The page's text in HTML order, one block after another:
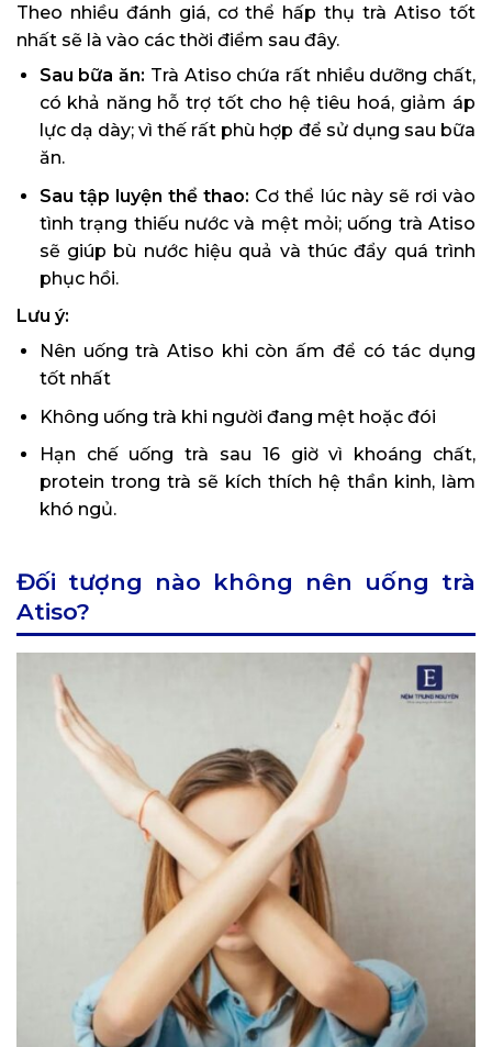
Theo nhiều đánh giá, cơ thể hấp thụ trà Atiso tốt
nhất sẽ là vào các thời điểm sau đây.
Sau bữa ăn: Trà Atiso chứa rất nhiều dưỡng chất,
có khả năng hỗ trợ tốt cho hệ tiêu hoá, giảm áp
lực dạ dày; vì thế rất phù hợp để sử dụng sau bữa
ăn.
Sau tập luyện thể thao: Cơ thể lúc này sẽ rơi vào
tình trạng thiếu nước và mệt mỏi; uống trà Atiso
sẽ giúp bù nước hiệu quả và thúc đẩy quá trình
phục hồi.
Lưu ý:
Nên uống trà Atiso khi còn ấm để có tác dụng
tốt nhất
Không uống trà khi người đang mệt hoặc đói
Hạn chế uống trà sau 16 giờ vì khoáng chất,
protein trong trà sẽ kích thích hệ thần kinh, làm
khó ngủ.
Đối tượng nào không nên uống trà
Atiso?